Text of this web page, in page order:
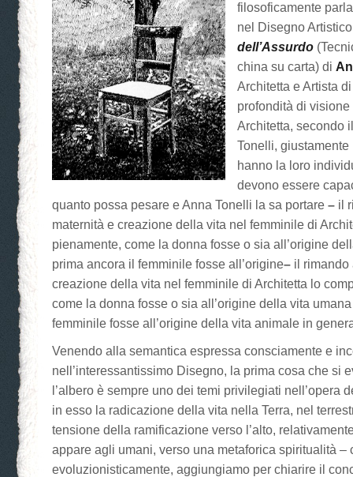
filosoficamente
nel Disegno
dell’Assurdo
china su carta) di
Architetta e Artista
profondità di
Architetta, secondo
Tonelli,
hanno la loro
devono essere
quanto possa pesare e Anna Tonelli la sa portare – il
maternità e creazione della vita nel femminile di
pienamente, come la donna fosse o sia all’origine
prima ancora il femminile fosse all’origine– il rimando
creazione della vita nel femminile di Architetta lo
come la donna fosse o sia all’origine della vita
femminile fosse all’origine della vita animale in
Venendo alla semantica espressa consciamente e
nell’interessantissimo Disegno, la prima cosa che si
l’albero è sempre uno dei temi privilegiati nell’opera
in esso la radicazione della vita nella Terra, nel
tensione della ramificazione verso l’alto,
appare agli umani, verso una metaforica spiritualità –
evoluzionisticamente, aggiungiamo per chiarire il